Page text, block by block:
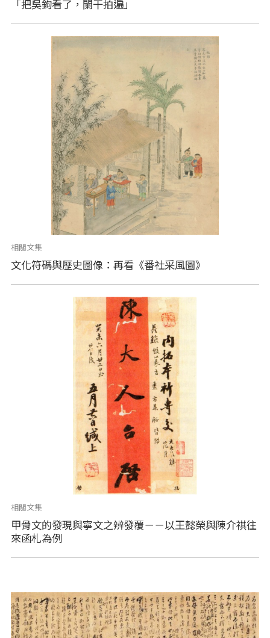
「把吳鉤看了，闌干拍遍」
相關文集
文化符碼與歷史圖像：再看《番社采風圖》
相關文集
甲骨文的發現與寧文之辨發覆－－以王懿榮與陳介祺往
來函札為例